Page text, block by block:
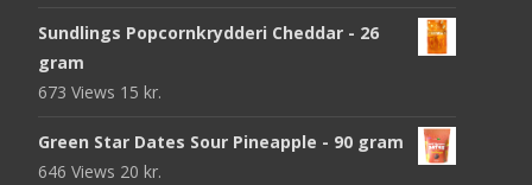
Sundlings Popcornkrydderi Cheddar - 26
gram
673 Views 15 kr.
Green Star Dates Sour Pineapple - 90 gram
646 Views 20 kr.